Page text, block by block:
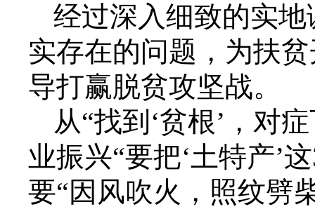
经过深入细致的实
实存在的问题，为扶
导打赢脱贫攻坚战。
从“找到‘贫根’，对
业振兴“要把‘土特产’
要“因风吹火，照纹劈